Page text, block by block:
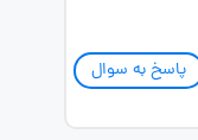
پاسخ به سوال